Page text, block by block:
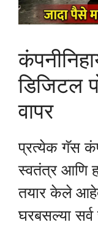
डिजिटल
वापर
प्रत्येक गॅस
स्वतंत्र आणि
तयार केले
घरबसल्या